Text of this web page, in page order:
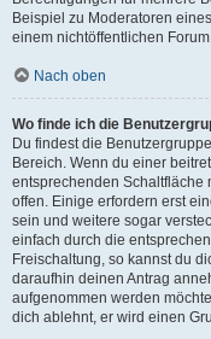
Beispiel zu Moderatoren
einem nichtöffentlichen
Nach oben
Wo finde ich die
Du findest die
Bereich. Wenn du einer
entsprechenden Schaltfläche
offen. Einige erfordern erst
sein und weitere sogar
einfach durch die
Freischaltung, so kannst du
daraufhin deinen Antrag
aufgenommen werden
dich ablehnt, er wird einen